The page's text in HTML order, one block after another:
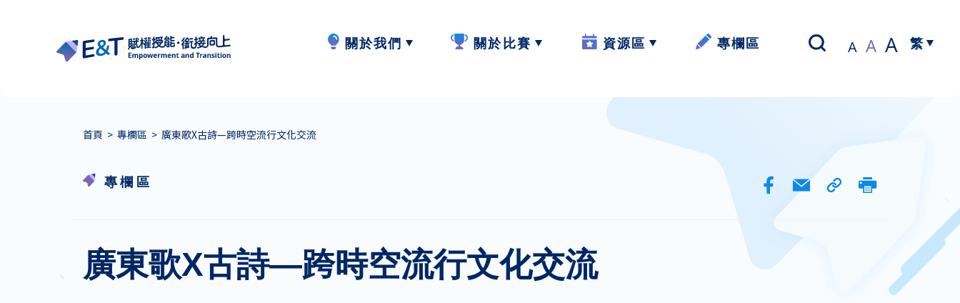
關於我們
計劃活動與發展
關於比賽 資源區
説話教學資源
專欄區 A A A 繁
首頁 > 專欄區 > 廣東歌X古詩—跨時空流行文化交流
專欄區
廣東歌X古詩—跨時空流行文化交流